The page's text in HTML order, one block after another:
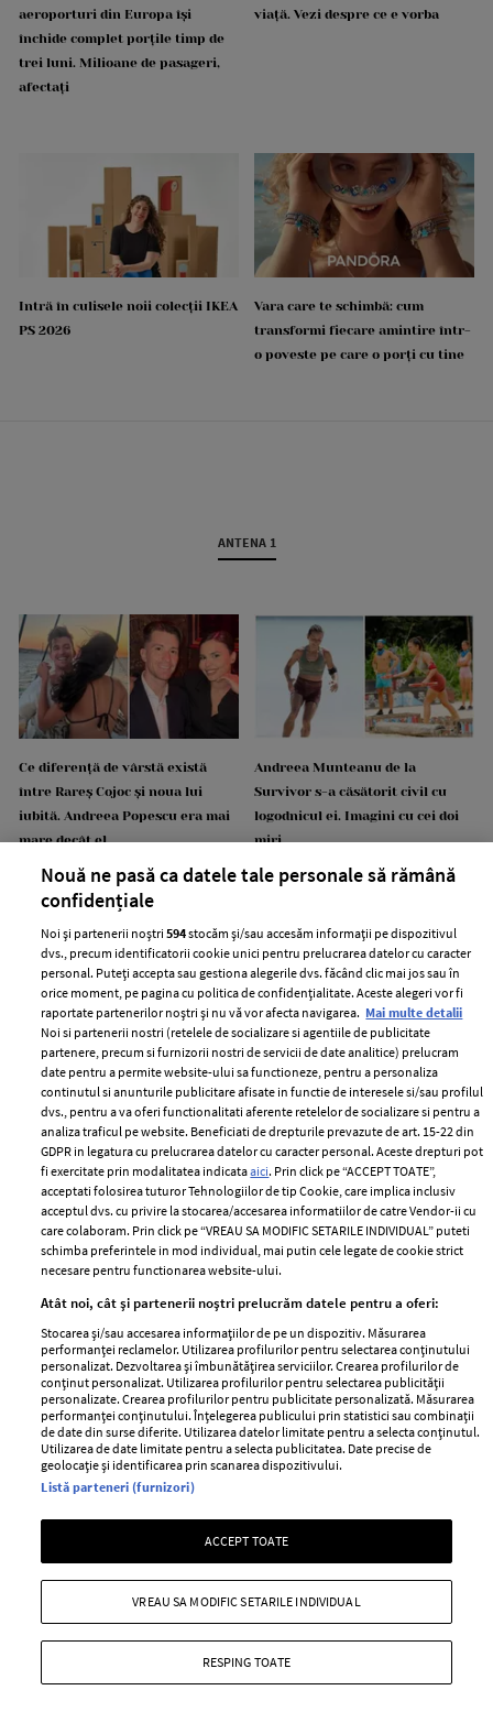
aeroporturi din Europa își
închide complet porțile timp de
trei luni. Milioane de pasageri,
afectați
viață. Vezi despre ce e vorba
Intră în culisele noii colecții IKEA
PS 2026
Vara care te schimbă: cum
transformi fiecare amintire într-
o poveste pe care o porți cu tine
ANTENA 1
Ce diferență de vârstă există
între Rareș Cojoc și noua lui
iubită. Andreea Popescu era mai
mare decât el
Andreea Munteanu de la
Survivor s-a căsătorit civil cu
logodnicul ei. Imagini cu cei doi
miri
Motivul pentru care Mircea
Badea și Carmen Brumă nu
mănâncă niciodată împreună.
Detalii neștiute din viața lor de
cuplu
Ce a pățit un român într-o
benzinărie din Bulgaria: „Aveți
mare grijă!”. Ce a observat pe
chitanță
UNICA.RO
40 de ani! Uite ce frumos a
Filip și Valentin Sanfira,
cântăreața a decis să spună tot
Nouă ne pasă ca datele tale personale să rămână
confidențiale
Noi și partenerii noștri594stocăm și/sau accesăm informații pe dispozitivul
dvs., precum identificatorii cookie unici pentru prelucrarea datelor cu caracter
personal. Puteți accepta sau gestiona alegerile dvs. făcând clic mai jos sau în
orice moment, pe pagina cu politica de confidențialitate. Aceste alegeri vor fi
raportate partenerilor noștri și nu vă vor afecta navigarea. Mai multe detalii
Noi si partenerii nostri (retelele de socializare si agentiile de publicitate
partenere, precum si furnizorii nostri de servicii de date analitice) prelucram
date pentru a permite website-ului sa functioneze, pentru a personaliza
continutul si anunturile publicitare afisate in functie de interesele si/sau profilul
dvs., pentru a va oferi functionalitati aferente retelelor de socializare si pentru a
analiza traficul pe website. Beneficiati de drepturile prevazute de art. 15-22 din
GDPR in legatura cu prelucrarea datelor cu caracter personal. Aceste drepturi pot
fi exercitate prin modalitatea indicataaici. Prin click pe “ACCEPT TOATE”,
acceptati folosirea tuturor Tehnologiilor de tip Cookie, care implica inclusiv
acceptul dvs. cu privire la stocarea/accesarea informatiilor de catre Vendor-ii cu
care colaboram. Prin click pe “VREAU SA MODIFIC SETARILE INDIVIDUAL” puteti
schimba preferintele in mod individual, mai putin cele legate de cookie strict
necesare pentru functionarea website-ului.
Atât noi, cât și partenerii noștri prelucrăm datele pentru a oferi:
Stocarea și/sau accesarea informațiilor de pe un dispozitiv. Măsurarea
performanței reclamelor. Utilizarea profilurilor pentru selectarea conținutului
personalizat. Dezvoltarea și îmbunătățirea serviciilor. Crearea profilurilor de
conținut personalizat. Utilizarea profilurilor pentru selectarea publicității
personalizate. Crearea profilurilor pentru publicitate personalizată. Măsurarea
performanței conținutului. Înțelegerea publicului prin statistici sau combinații
de date din surse diferite. Utilizarea datelor limitate pentru a selecta conținutul.
Utilizarea de date limitate pentru a selecta publicitatea. Date precise de
geolocație și identificarea prin scanarea dispozitivului.
Listă parteneri (furnizori)
ACCEPT TOATE
RESPING TOATE
VREAU SA MODIFIC SETARILE INDIVIDUAL